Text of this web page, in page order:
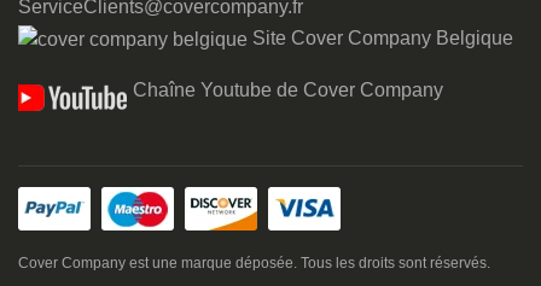
ServiceClients@covercompany.fr
Site Cover Company Belgique
Chaîne Youtube de Cover Company
Cover Company est une marque déposée. Tous les droits sont réservés.